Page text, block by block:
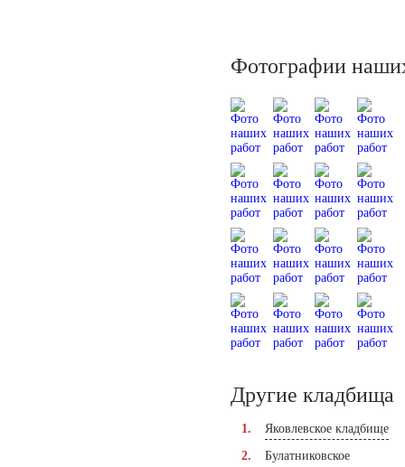
Фотографии
Другие кладбища
Яковлевское кладбище
Булатниковское